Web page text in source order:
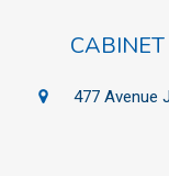
CABINET
477 Avenue